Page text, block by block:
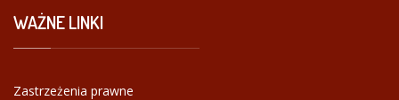
WAŻNELINKI
Zastrzeżenia prawne